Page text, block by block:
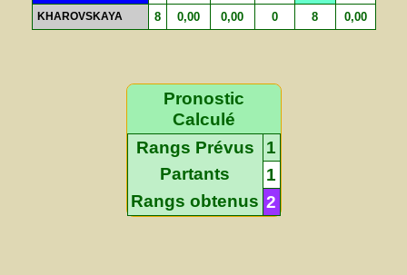
KHAROVSKAYA 8 0,00 0,00 0 8 0,00
Pronostic
Calculé
Rangs Prévus
1
Partants
1
Rangs obtenus 2